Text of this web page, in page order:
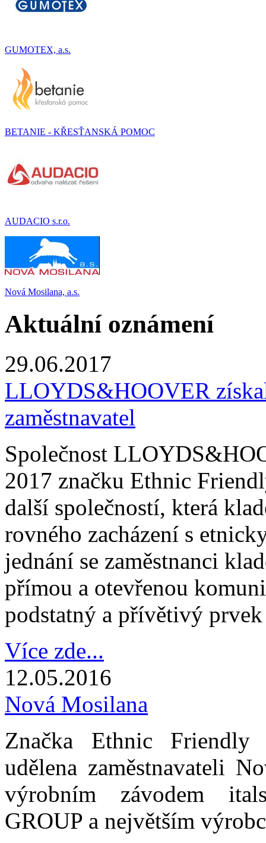
GUMOTEX, a.s.
BETANIE - KŘESŤANSKÁ POMOC
AUDACIO s.r.o.
Nová Mosilana, a.s.
Aktuální oznámení
29.06.2017
LLOYDS&HOOVER
zaměstnavatel
Společnost
2017 značku Ethnic
další společností, která
rovného zacházení s
jednání se zaměstnanci
přímou a otevřenou
podstatný a přívětivý
Více zde...
12.05.2016
Nová Mosilana
Značka Ethnic Friendly
udělena zaměstnavateli
výrobním závodem
GROUP a největším